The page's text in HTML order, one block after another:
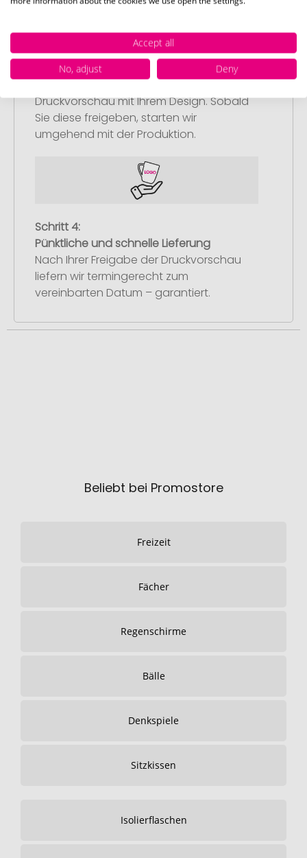
Artikelvorschau und Freigabe
Sie erhalten von uns eine kostenlose
Druckvorschau mit Ihrem Design. Sobald
Sie diese freigeben, starten wir
umgehend mit der Produktion.
Schritt 4:
Pünktliche und schnelle Lieferung
Nach Ihrer Freigabe der Druckvorschau
liefern wir termingerecht zum
vereinbarten Datum – garantiert.
Beliebt bei Promostore
Freizeit
Fächer
Regenschirme
Bälle
Denkspiele
Sitzkissen
Isolierflaschen
Accept all
No, adjust
Deny